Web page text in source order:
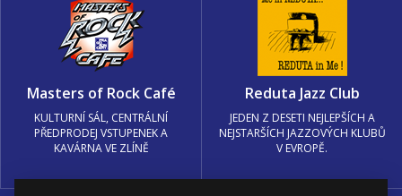
Masters of Rock Café
KULTURNÍ SÁL, CENTRÁLNÍ
PŘEDPRODEJ VSTUPENEK A
KAVÁRNA VE ZLÍNĚ
Reduta Jazz Club
JEDEN Z DESETI NEJLEPŠÍCH A
NEJSTARŠÍCH JAZZOVÝCH KLUBŮ
V EVROPĚ.